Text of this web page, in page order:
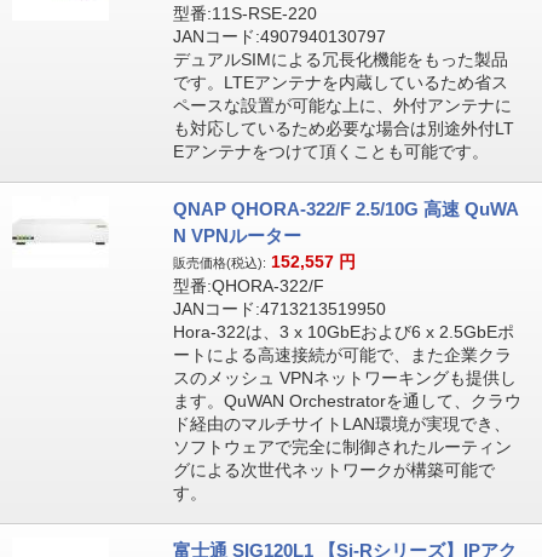
型番:11S-RSE-220
JANコード:4907940130797
デュアルSIMによる冗長化機能をもった製品
です。LTEアンテナを内蔵しているため省ス
ペースな設置が可能な上に、外付アンテナに
も対応しているため必要な場合は別途外付LT
Eアンテナをつけて頂くことも可能です。
QNAP QHORA-322/F 2.5/10G 高速 QuWA
N VPNルーター
販売価格(税込): 152,557 円
型番:QHORA-322/F
JANコード:4713213519950
Hora-322は、3 x 10GbEおよび6 x 2.5GbEポ
ートによる高速接続が可能で、また企業クラ
スのメッシュ VPNネットワーキングも提供し
ます。QuWAN Orchestratorを通して、クラウ
ド経由のマルチサイトLAN環境が実現でき、
ソフトウェアで完全に制御されたルーティン
グによる次世代ネットワークが構築可能で
す。
富士通 SIG120L1 【Si-Rシリーズ】IPアク